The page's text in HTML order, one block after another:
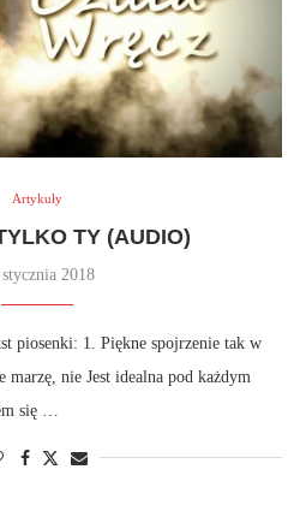
Artykuły
TY (AUDIO)
2018
piosenki: 1. Piękne spojrzenie tak w
nie Jest idealna pod każdym
się …